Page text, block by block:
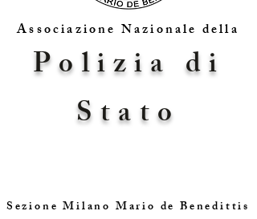
Associazione Nazionale della
Sezione Milano Mario de Benedittis
Polizia di
Stato